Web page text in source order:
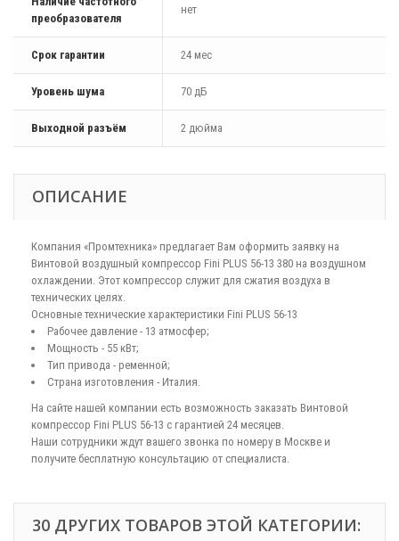
преобразователя
нет
Срок гарантии 24 мес
Уровень шума 70 дБ
Выходной разъём 2 дюйма
ОПИСАНИЕ
Компания «Промтехника» предлагает Вам оформить заявку на
Винтовой воздушный компрессор Fini PLUS 56-13 380 на воздушном
охлаждении. Этот компрессор служит для сжатия воздуха в
технических целях.
Основные технические характеристики Fini PLUS 56-13
Рабочее давление - 13 атмосфер;
Мощность - 55 кВт;
Тип привода - ременной;
Страна изготовления - Италия.
На сайте нашей компании есть возможность заказать Винтовой
компрессор Fini PLUS 56-13 с гарантией 24 месяцев.
Наши сотрудники ждут вашего звонка по номеру в Москве и
получите бесплатную консультацию от специалиста.
30 ДРУГИХ ТОВАРОВ ЭТОЙ КАТЕГОРИИ: